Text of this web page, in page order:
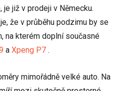
je již v prodeji v Německu.
že v průběhu podzimu by se
na kterém doplní současné
a Xpeng P7 .
mimořádně velké auto. Na